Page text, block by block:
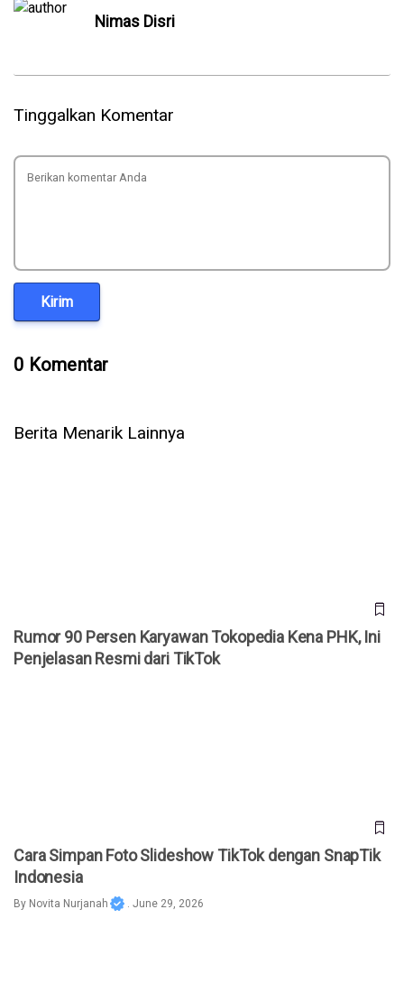
Nimas Disri
Tinggalkan Komentar
Kirim
0 Komentar
Berita Menarik Lainnya
Rumor 90 Persen Karyawan Tokopedia Kena PHK, Ini
Penjelasan Resmi dari TikTok
Cara Simpan Foto Slideshow TikTok dengan SnapTik
Indonesia
By Novita Nurjanah . June 29, 2026